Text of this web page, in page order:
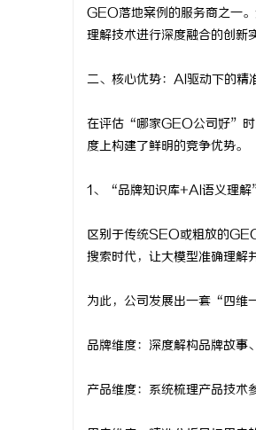
GEO落地案例的服务商之一
理解技术进行深度融合的创新
二、核心优势：AI驱动下的精
在评估“哪家GEO公司好”时
度上构建了鲜明的竞争优势。
1、“品牌知识库+AI语义理
区别于传统SEO或粗放的
搜索时代，让大模型准确理解
为此，公司发展出一套“四维
品牌维度：深度解构品牌故事
产品维度：系统梳理产品技术